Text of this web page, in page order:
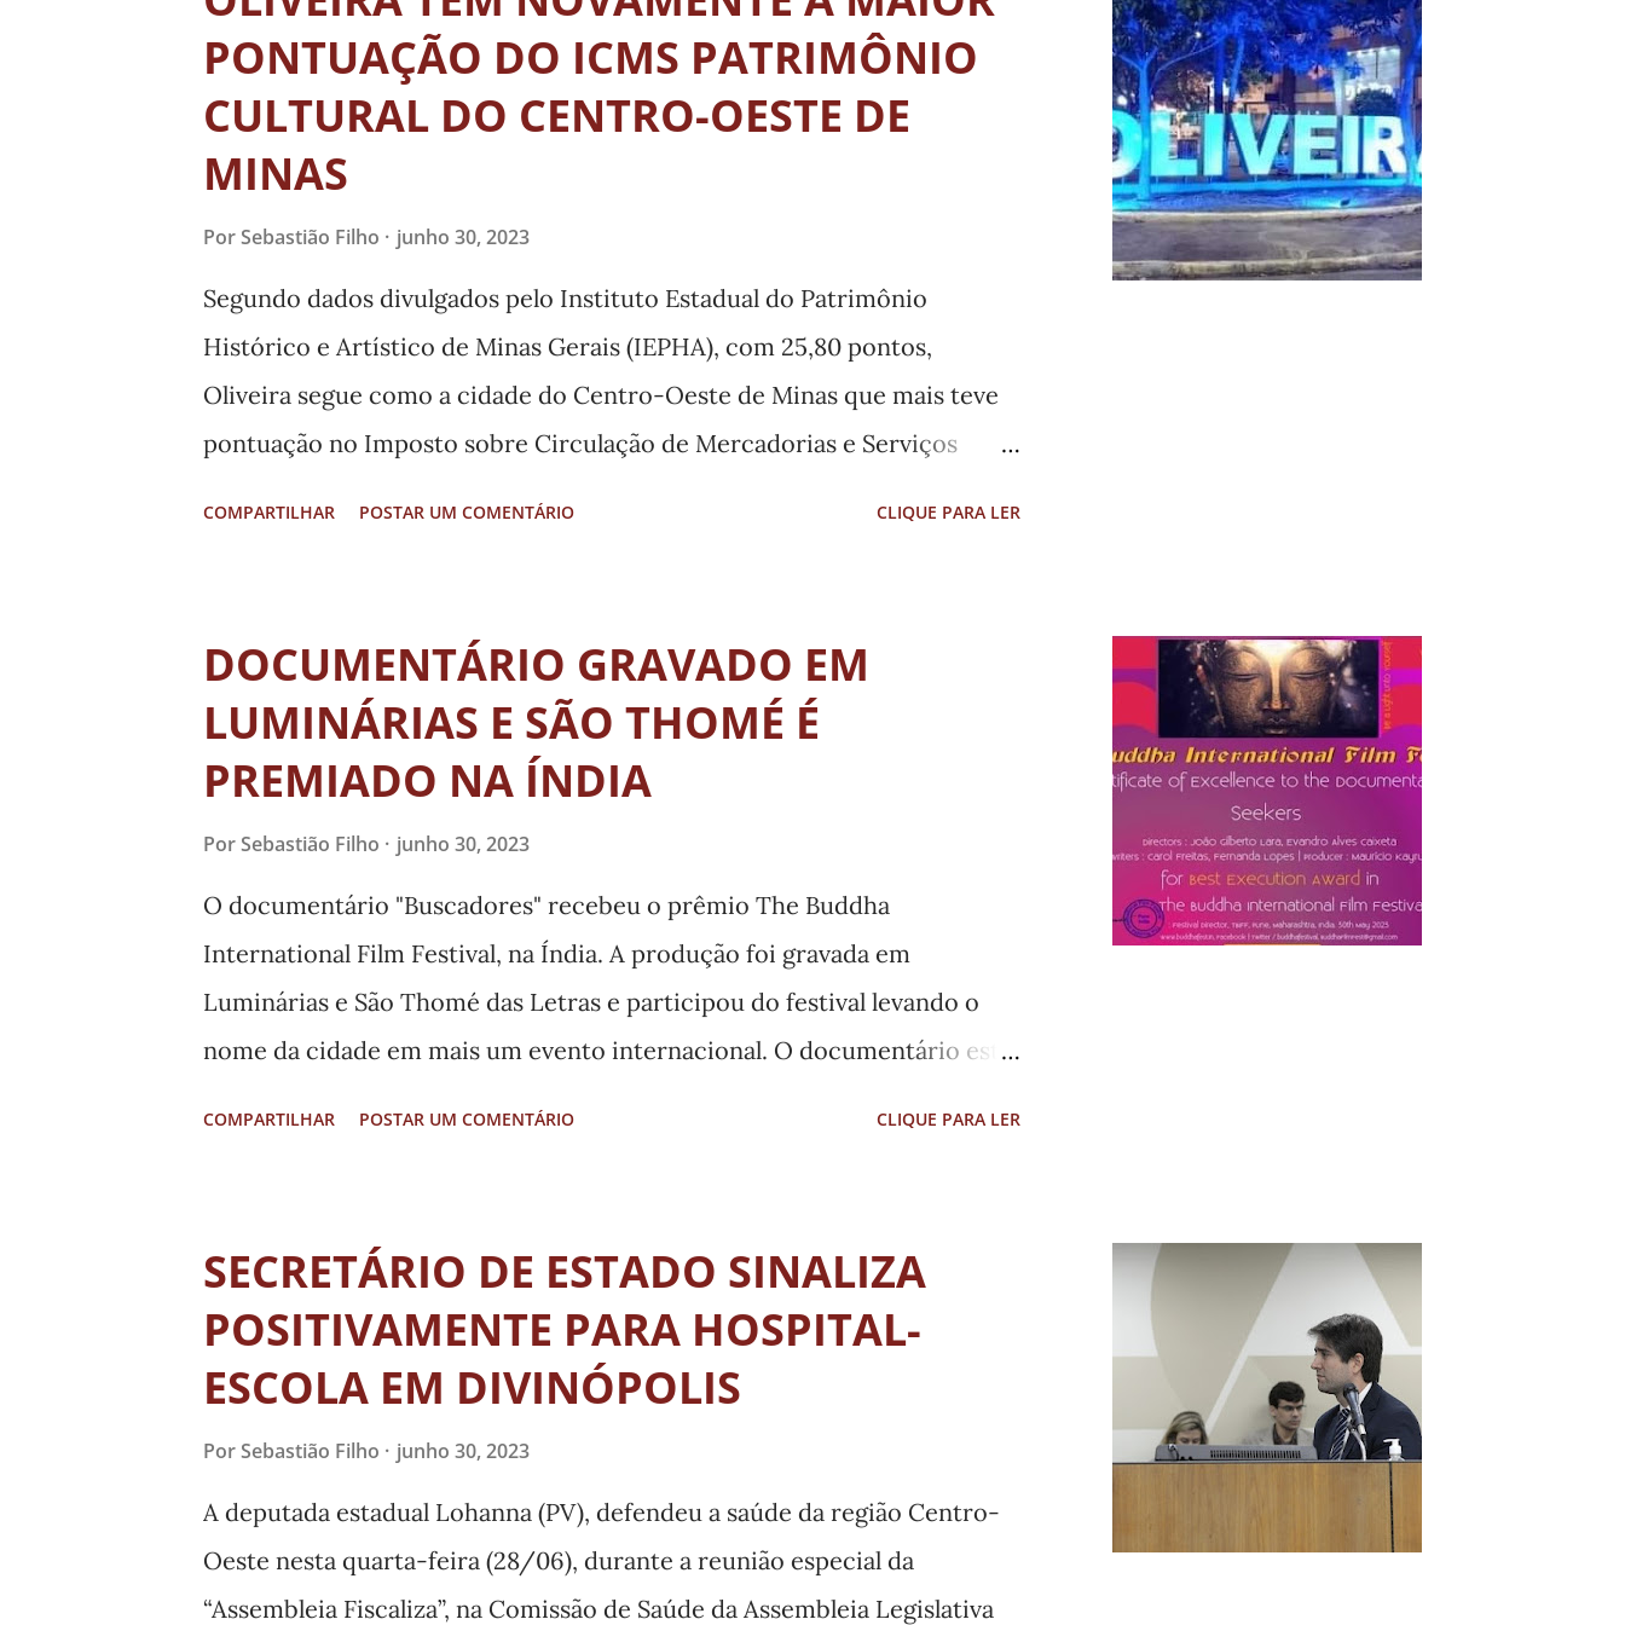
PONTUAÇÃO DO ICMS PATRIMÔNIO
CULTURAL DO CENTRO-OESTE DE
MINAS
PorSebastião Filho junho 30, 2023
Segundo dados divulgados pelo Instituto Estadual do Patrimônio
Histórico e Artístico de Minas Gerais (IEPHA), com 25,80 pontos,
Oliveira segue como a cidade do Centro-Oeste de Minas que mais teve
pontuação no Imposto sobre Circulação de Mercadorias e Serviços
1° lugar - Oliveira: 25,80 pontos; ✅ 2° lugar - Formiga: 22,52 pontos; ✅ 3°
lugar - Pará de Minas: 20,70 pontos. A pontuação definitiva sairá em
novembro.
COMPARTILHAR POSTAR UM COMENTÁRIO CLIQUE PARA LER
DOCUMENTÁRIO GRAVADO EM
LUMINÁRIAS E SÃO THOMÉ É
PREMIADO NA ÍNDIA
PorSebastião Filho junho 30, 2023
O documentário "Buscadores" recebeu o prêmio The Buddha
International Film Festival, na Índia. A produção foi gravada em
Luminárias e São Thomé das Letras e participou do festival levando o
nome da cidade em mais um evento internacional. O documentário está
produção de Maurício Kairuz.
COMPARTILHAR POSTAR UM COMENTÁRIO CLIQUE PARA LER
SECRETÁRIO DE ESTADO SINALIZA
POSITIVAMENTE PARA HOSPITAL-
ESCOLA EM DIVINÓPOLIS
PorSebastião Filho junho 30, 2023
A deputada estadual Lohanna (PV), defendeu a saúde da região Centro-
Oeste nesta quarta-feira (28/06), durante a reunião especial da
“Assembleia Fiscaliza”, na Comissão de Saúde da Assembleia Legislativa